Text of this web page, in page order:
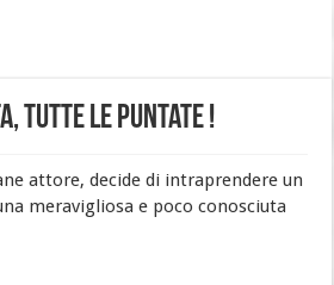
tutte Le Puntate !
attore, decide di intraprendere un
meravigliosa e poco conosciuta